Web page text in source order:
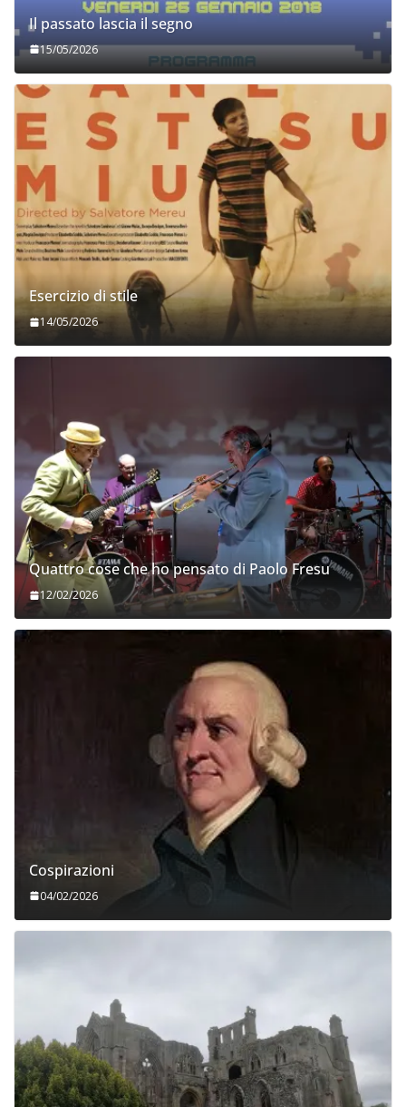
Il passato lascia il segno
15/05/2026
Esercizio di stile
14/05/2026
Quattro cose che ho pensato di Paolo Fresu
12/02/2026
Cospirazioni
04/02/2026